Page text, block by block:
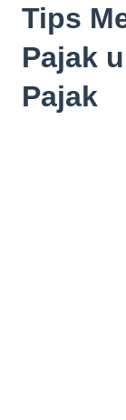
Tips
Pajak
Pajak